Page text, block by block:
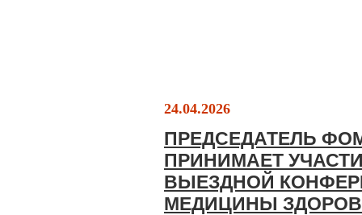
24.04.2026
ПРЕДСЕДАТЕЛЬ
ПРИНИМАЕТ
ВЫЕЗДНОЙ
МЕДИЦИНЫ